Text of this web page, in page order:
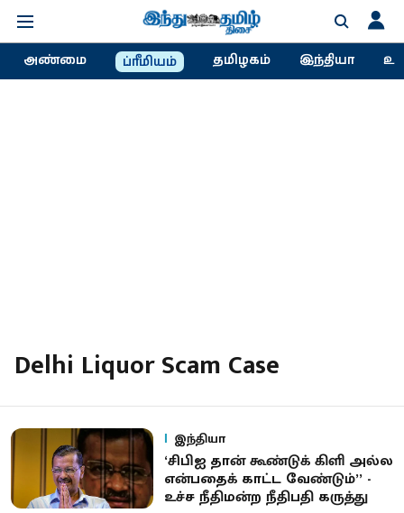
அண்மை ப்ரீமியம் தமிழகம் இந்தியா
Delhi Liquor Scam Case
இந்தியா
‘சிபிஐ தான் கூண்டுக் கிளி அல்ல
என்பதைக் காட்ட வேண்டும்’’ -
உச்ச நீதிமன்ற நீதிபதி கருத்து